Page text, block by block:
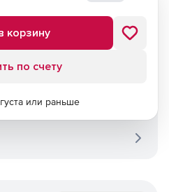
корзину
по счету
или раньше